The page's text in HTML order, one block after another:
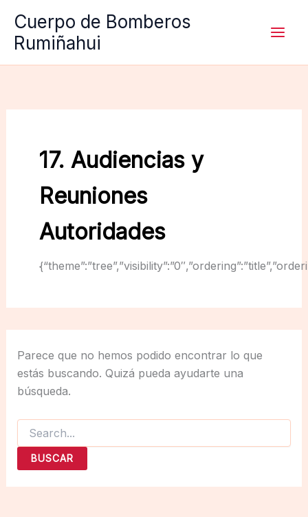
contenido
Cuerpo de Bomberos
Rumiñahui
17. Audiencias y
Reuniones
Autoridades
Parece que no hemos podido encontrar lo que
estás buscando. Quizá pueda ayudarte una
búsqueda.
Buscar
por: